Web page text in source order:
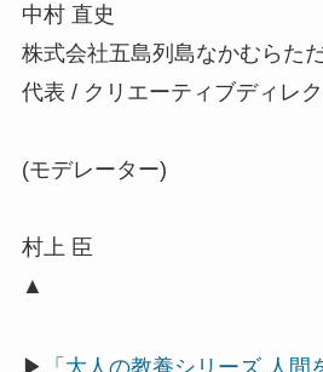
中村 直史
株式会社五島列島なかむらた
代表 / クリエーティブディレ
(モデレーター)
村上 臣
▲